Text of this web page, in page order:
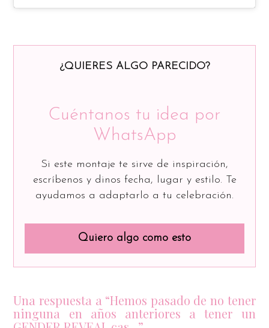
¿QUIERES ALGO PARECIDO?
Cuéntanos tu idea por
WhatsApp
Si este montaje te sirve de inspiración,
escríbenos y dinos fecha, lugar y estilo. Te
ayudamos a adaptarlo a tu celebración.
Quiero algo como esto
Una respuesta a “Hemos pasado de no tener
ninguna en años anteriores a tener un